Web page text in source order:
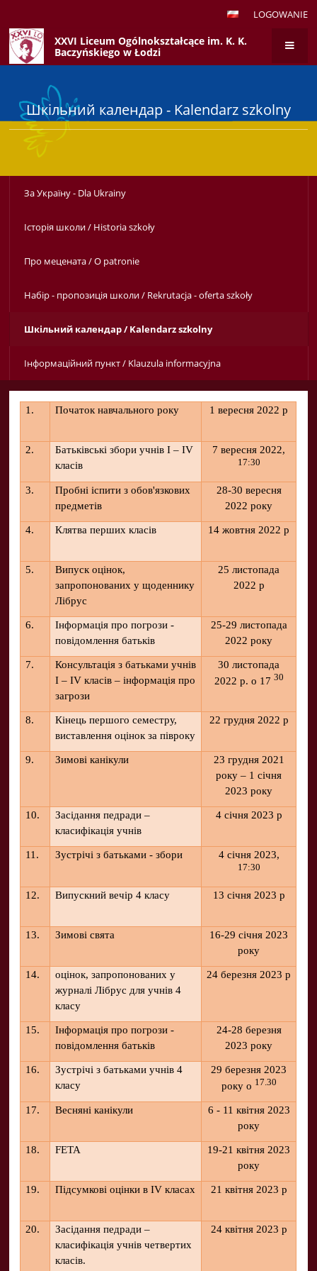
LOGOWANIE
XXVI Liceum Ogólnokształcące im. K. K.
Baczyńskiego w Łodzi
Шкільний календар - Kalendarz szkolny
За Україну - Dla Ukrainy
Історія школи / Historia szkoły
Про мецената / O patronie
Набір - пропозиція школи / Rekrutacja - oferta szkoły
Шкільний календар / Kalendarz szkolny
Інформаційний пункт / Klauzula informacyjna
1. Початок навчального року 1 вересня 2022 р
2.
Батьківські збори учнів І – ІV
класів
7 вересня 2022,
17:30
3.
Пробні іспити з обов'язкових
предметів
28-30 вересня
2022 року
4.
Клятва перших класів 14 жовтня 2022 р
5.
Випуск оцінок,
запропонованих у щоденнику
Лібрус
25 листопада
2022 р
6.
Інформація про погрози -
повідомлення батьків
25-29 листопада
2022 року
7.
Консультація з батьками учнів
І – ІV класів – інформація про
загрози
30 листопада
2022 р. о 17 30
8.
Кінець першого семестру,
виставлення оцінок за півроку
22 грудня 2022 р
9. Зимові канікули
23 грудня 2021
року – 1 січня
2023 року
10.
Засідання педради –
класифікація учнів
4 січня 2023 р
11. Зустрічі з батьками - збори 4 січня 2023,
17:30
12. Випускний вечір 4 класу 13 січня 2023 р
13. Зимові свята
16-29 січня 2023
року
14.
оцінок, запропонованих у
журналі Лібрус для учнів 4
класу
24 березня 2023 р
15.
Інформація про погрози -
повідомлення батьків
24-28 березня
2023 року
16.
Зустрічі з батьками учнів 4
класу
29 березня 2023
року о 17.30
17. Весняні канікули
6 - 11 квітня 2023
року
18.
FETA
19-21 квітня 2023
року
19.
Підсумкові оцінки в IV класах 21 квітня 2023 р
20.
Засідання педради –
класифікація учнів четвертих
класів.
24 квітня 2023 р